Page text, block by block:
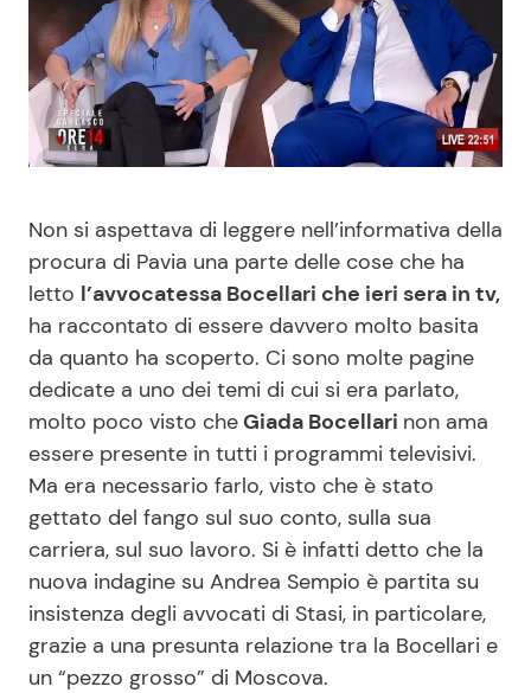
Moda e Style
Mondo Mamma
News benessere
Salute
Viaggi e Turismo
Festività
Dolci
Le Ricette in TV
Primi Piatti
Ricette Facili e Veloci
Ricette Feste
Ricette per Bambini
Seguici
Info
Chi siamo
Non si aspettava di leggere nell’informativa della
procura di Pavia una parte delle cose che ha
letto l’avvocatessa Bocellari che ieri sera in tv,
ha raccontato di essere davvero molto basita
da quanto ha scoperto. Ci sono molte pagine
dedicate a uno dei temi di cui si era parlato,
molto poco visto cheGiada Bocellari non ama
essere presente in tutti i programmi televisivi.
Ma era necessario farlo, visto che è stato
gettato del fango sul suo conto, sulla sua
carriera, sul suo lavoro. Si è infatti detto che la
nuova indagine su Andrea Sempio è partita su
insistenza degli avvocati di Stasi, in particolare,
grazie a una presunta relazione tra la Bocellari e
un “pezzo grosso” di Moscova.